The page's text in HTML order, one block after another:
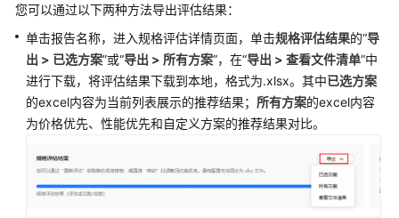
您可以通过以下两种方法导出评估结果：
单击报告名称，进入规格评估详情页面，单击规格评估结果的“导
出 > 已选方案”或“导出 > 所有方案”，在“导出 > 查看文件清单”中
进行下载，将评估结果下载到本地，格式为.xlsx。其中已选方案
的excel内容为当前列表展示的推荐结果； 所有方案的excel内容
为价格优先、性能优先和自定义方案的推荐结果对比。